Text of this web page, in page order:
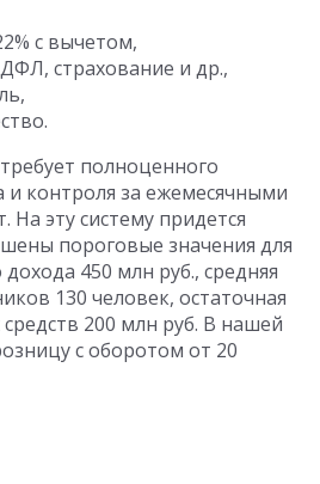
с вычетом,
страхование и др.,
полноценного
и контроля за ежемесячными
эту систему придется
пороговые значения для
450 млн руб., средняя
130 человек, остаточная
200 млн руб. В нашей
с оборотом от 20